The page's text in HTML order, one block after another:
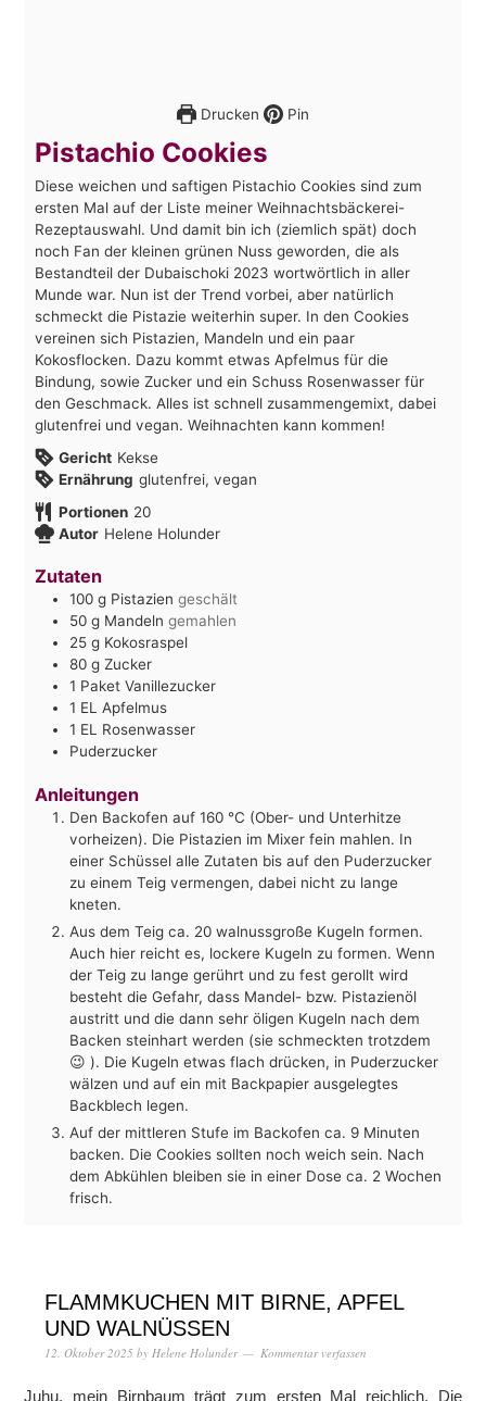
Drucken Pin
Pistachio Cookies
Diese weichen und saftigen Pistachio Cookies sind zum
ersten Mal auf der Liste meiner Weihnachtsbäckerei-
Rezeptauswahl. Und damit bin ich (ziemlich spät) doch
noch Fan der kleinen grünen Nuss geworden, die als
Bestandteil der Dubaischoki 2023 wortwörtlich in aller
Munde war. Nun ist der Trend vorbei, aber natürlich
schmeckt die Pistazie weiterhin super. In den Cookies
vereinen sich Pistazien, Mandeln und ein paar
Kokosflocken. Dazu kommt etwas Apfelmus für die
Bindung, sowie Zucker und ein Schuss Rosenwasser für
den Geschmack. Alles ist schnell zusammengemixt, dabei
glutenfrei und vegan. Weihnachten kann kommen!
Gericht Kekse
Ernährung glutenfrei, vegan
Portionen 20
Autor Helene Holunder
Zutaten
100 g Pistazien geschält
50 g Mandeln gemahlen
25 g Kokosraspel
80 g Zucker
1 Paket Vanillezucker
1 EL Apfelmus
1 EL
Rosenwasser
Puderzucker
Anleitungen
Den Backofen auf 160 °C (Ober- und Unterhitze
vorheizen). Die Pistazien im Mixer fein mahlen. In
einer Schüssel alle Zutaten bis auf den Puderzucker
zu einem Teig vermengen, dabei nicht zu lange
kneten.
Aus dem Teig ca. 20 walnussgroße Kugeln formen.
Auch hier reicht es, lockere Kugeln zu formen. Wenn
der Teig zu lange gerührt und zu fest gerollt wird
besteht die Gefahr, dass Mandel- bzw. Pistazienöl
austritt und die dann sehr öligen Kugeln nach dem
Backen steinhart werden (sie schmeckten trotzdem
😉 ). Die Kugeln etwas flach drücken, in Puderzucker
wälzen und auf ein mit Backpapier ausgelegtes
Backblech legen.
Auf der mittleren Stufe im Backofen ca. 9 Minuten
backen. Die Cookies sollten noch weich sein. Nach
dem Abkühlen bleiben sie in einer Dose ca. 2 Wochen
frisch.
FLAMMKUCHEN MIT BIRNE, APFEL
UND WALNÜSSEN
12. Oktober 2025 by Helene Holunder Kommentar verfassen
Juhu, mein Birnbaum trägt zum ersten Mal reichlich. Die